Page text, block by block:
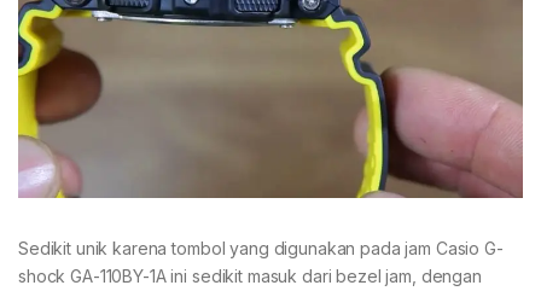
Sedikit unik karena tombol yang digunakan pada jam Casio G-
shock GA-110BY-1A ini sedikit masuk dari bezel jam, dengan